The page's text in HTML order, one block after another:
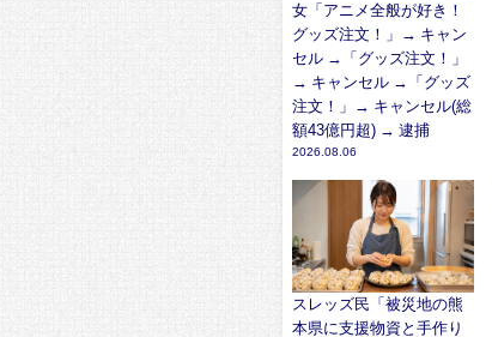
女「アニメ全般が好き！
グッズ注文！」→ キャン
セル →「グッズ注文！」
→ キャンセル →「グッズ
注文！」→ キャンセル(総
額43億円超) → 逮捕
2026.08.06
スレッズ民「被災地の熊
本県に支援物資と手作り